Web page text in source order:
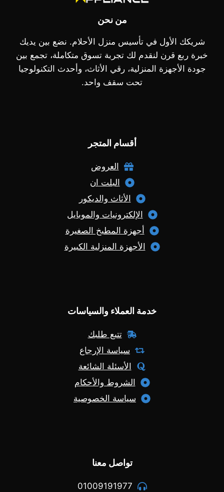
من نحن
شريكك الأول في تأسيس منزل الأحلام. نضع بين يديك
خبرة ربع قرن لنقدم لك تجربة تسوق متكاملة، تجمع بين
جودة الأجهزة المنزلية، رقي الأثاث، وأحدث التكنولوجيا
تحت سقف واحد.
أقسام المتجر
العروض
البلت ان
الأثاث والديكور
الإلكترونيات والموبايل
أجهزة المطبخ الصغيرة
الأجهزة المنزلية الكبيرة
خدمة العملاء والسياسات
تتبع طلبك
سياسة الإرجاع
الأسئلة الشائعة
الشروط والأحكام
سياسة الخصوصية
تواصل معنا
01009191977